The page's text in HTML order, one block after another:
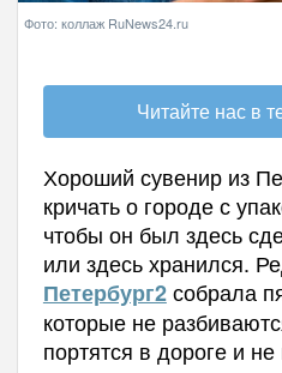
Фото: коллаж RuNews24.ru
Читайте нас в
Хороший сувенир из
кричать о городе с
чтобы он был здесь
или здесь хранился.
Петербург2собрала
которые не
портятся в дороге и